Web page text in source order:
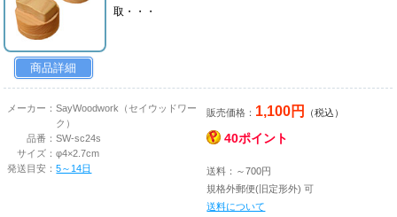
商品詳細
取・・・
メーカー：SayWoodwork（セイウッドワー
ク）
品番：SW-sc24s
サイズ：φ4×2.7cm
発送目安：5～14日
販売価格： 1,100円 （税込）
40ポイント
送料：～700円
規格外郵便(旧定形外) 可
送料について